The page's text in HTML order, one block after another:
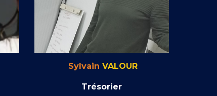
Sylvain VALOUR
Trésorier